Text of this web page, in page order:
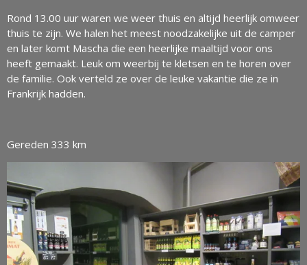
Rond 13.00 uur waren we weer thuis en altijd heerlijk omweer
thuis te zijn. We halen het meest noodzakelijke uit de camper
en later komt Mascha die een heerlijke maaltijd voor ons
heeft gemaakt. Leuk om weerbij te kletsen en te horen over
de familie. Ook verteld ze over de leuke vakantie die ze in
Frankrijk hadden.
Gereden 333 km